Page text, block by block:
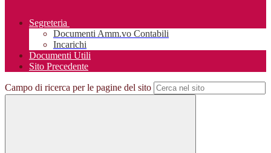
Segreteria
Documenti Amm.vo Contabili
Incarichi
Documenti Utili
Sito Precedente
Campo di ricerca per le pagine del sito